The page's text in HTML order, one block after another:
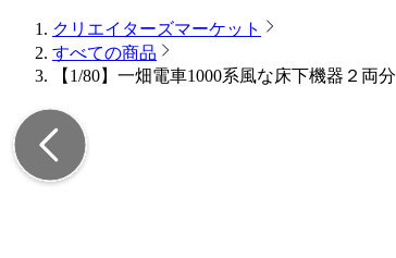
クリエイターズマーケット
すべての商品
【1/80】一畑電車1000系風な床下機器２両分